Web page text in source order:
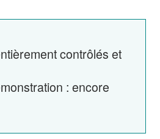
contrôlés et
: encore